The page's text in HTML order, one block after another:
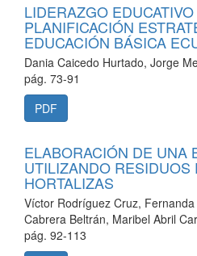
LIDERAZGO
PLANIFICACIÓN
EDUCACIÓN BÁSICA
Dania Caicedo Hurtado, Jorge
pág. 73-91
PDF
ELABORACIÓN DE UNA
UTILIZANDO RESIDUOS
HORTALIZAS
Víctor Rodríguez Cruz,
Cabrera Beltrán, Maribel Abril
pág. 92-113